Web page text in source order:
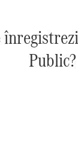
Public?